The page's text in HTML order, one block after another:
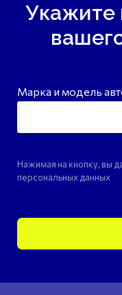
Укажите
Марка и модель
Нажимая на кнопку, вы
персональных данных